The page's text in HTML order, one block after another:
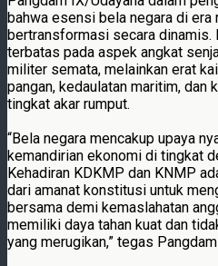
bahwa esensi bela negara di era
bertransformasi secara dinamis.
terbatas pada aspek angkat
militer semata, melainkan erat
pangan, kedaulatan maritim, dan
tingkat akar rumput.
“Bela negara mencakup upaya
kemandirian ekonomi di tingkat
Kehadiran KDKMP dan KNMP
dari amanat konstitusi untuk
bersama demi kemaslahatan
memiliki daya tahan kuat dan
yang merugikan,” tegas